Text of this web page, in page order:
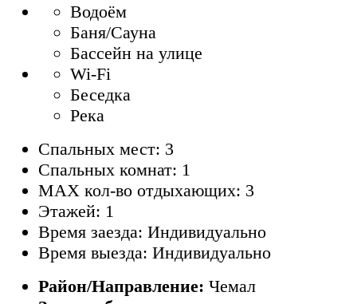
Водоём
Баня/Сауна
Бассейн на улице
Wi-Fi
Беседка
Река
Спальных мест: 3
Спальных комнат: 1
MAX кол-во отдыхающих: 3
Этажей: 1
Время заезда: Индивидуально
Время выезда: Индивидуально
Район/Направление: Чемал